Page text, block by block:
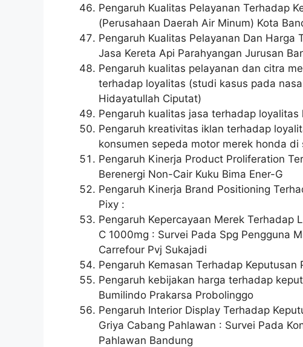
Pengaruh Kualitas Pelayanan Terhadap
(Perusahaan Daerah Air Minum) Kota
Pengaruh Kualitas Pelayanan Dan
Jasa Kereta Api Parahyangan Jurusan
Pengaruh kualitas pelayanan dan citra
terhadap loyalitas (studi kasus pada
Hidayatullah Ciputat)
Pengaruh kualitas jasa terhadap
Pengaruh kreativitas iklan terhadap
konsumen sepeda motor merek honda di
Pengaruh Kinerja Product Proliferation
Berenergi Non-Cair Kuku Bima Ener-G
Pengaruh Kinerja Brand Positioning
Pixy :
Pengaruh Kepercayaan Merek Terhadap
C 1000mg : Survei Pada Spg Pengguna
Carrefour Pvj Sukajadi
Pengaruh Kemasan Terhadap
Pengaruh kebijakan harga terhadap
Bumilindo Prakarsa Probolinggo
Pengaruh Interior Display Terhadap
Griya Cabang Pahlawan : Survei Pada
Pahlawan Bandung